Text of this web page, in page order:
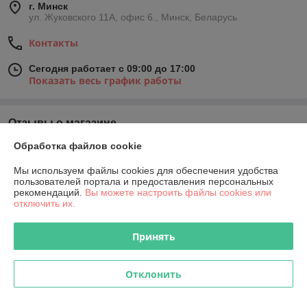
г. Минск
ул. Жуковского 11А, офис 6., Минск, Беларусь
Контакты
Сегодня работает с 09:00 до 17:00
Показать весь график работы
Отзывы о магазине
У компании пока нет отзывов, добавьте первый
О нас
Контакты
Доставка и оплата
График работы
Обработка файлов cookie
Мы используем файлы cookies для обеспечения удобства
пользователей портала и предоставления персональных
рекомендаций. Вы можете настроить файлы cookies или
отключить их.
Принять
Отклонить